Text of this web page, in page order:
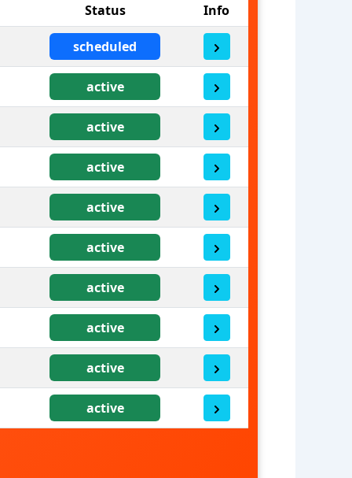
Status Info
scheduled
active
active
active
active
active
active
active
active
active